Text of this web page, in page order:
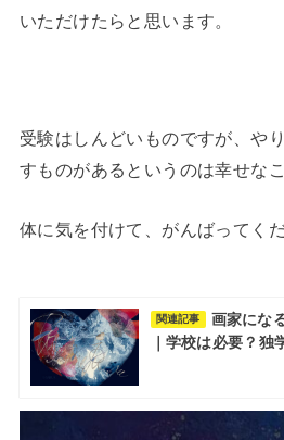
いただけたらと思います。
受験はしんどいものですが、や
すものがあるというのは幸せな
体に気を付けて、がんばってくだ
関連記事
画家にな
｜学校は必要？独